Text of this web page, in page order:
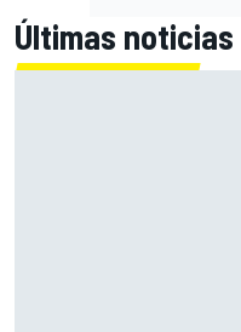
Últimas noticias